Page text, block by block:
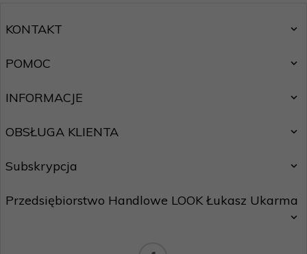
KONTAKT
POMOC
INFORMACJE
OBSŁUGA KLIENTA
Subskrypcja
Przedsiębiorstwo Handlowe LOOK Łukasz Ukarma